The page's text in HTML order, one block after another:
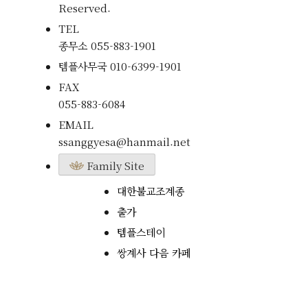
Reserved.
TEL
종무소055-883-1901
템플사무국010-6399-1901
FAX
055-883-6084
EMAIL
ssanggyesa@hanmail.net
Family Site
대한불교조계종
출가
템플스테이
쌍계사 다음 카페